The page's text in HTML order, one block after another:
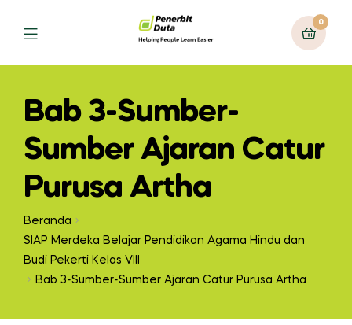
0
Bab 3-Sumber-
Sumber Ajaran Catur
Purusa Artha
Beranda
SIAP Merdeka Belajar Pendidikan Agama Hindu dan
Budi Pekerti Kelas VIII
Bab 3-Sumber-Sumber Ajaran Catur Purusa Artha